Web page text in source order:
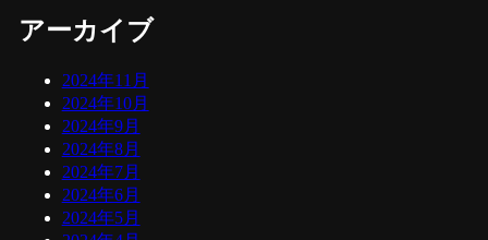
アーカイブ
2024年11月
2024年10月
2024年9月
2024年8月
2024年7月
2024年6月
2024年5月